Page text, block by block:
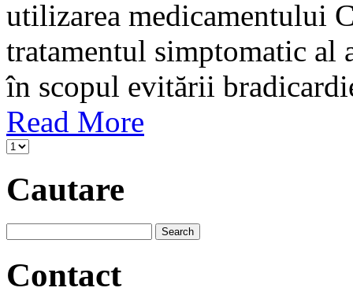
utilizarea medicamentului
tratamentul simptomatic al
în scopul evitării
Read More
Cautare
Contact